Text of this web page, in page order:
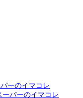
ーのイマコレ
パーのイマコレ